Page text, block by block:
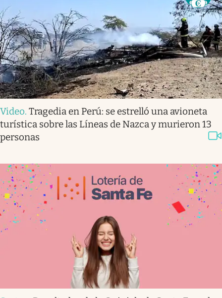
Video. Tragedia en Perú: se estrelló una avioneta
turística sobre las Líneas de Nazca y murieron 13
personas